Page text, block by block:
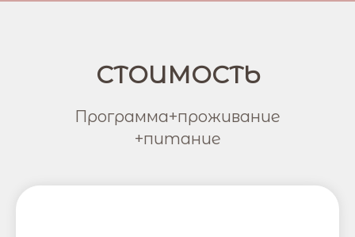
СТОИМОСТЬ
Программа+проживание
+питание